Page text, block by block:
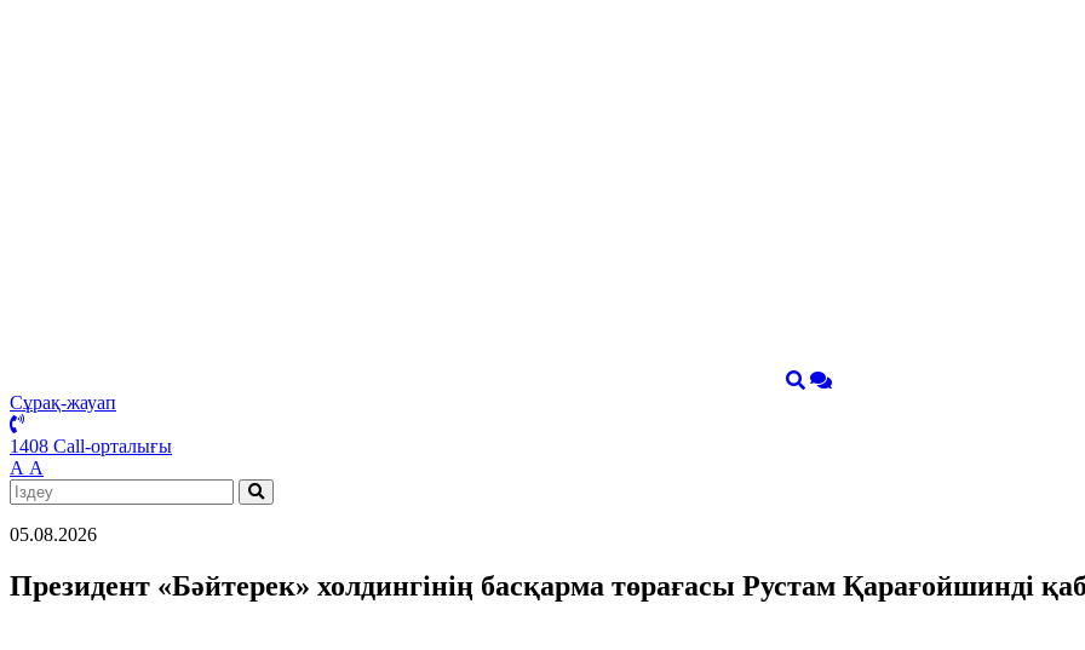
Сұрақ-жауап
1408 Call-орталығы
А А
05.08.2026
Президент «Бәйтерек» холдингінің басқарма төрағасы Рустам Қарағойшинді